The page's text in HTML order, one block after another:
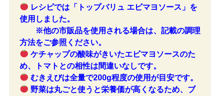
レシピでは「トップバリュ エビマヨソース」を
使用しました。
※他の市販品を使用される場合は、記載の調理
方法をご参照ください。
ケチャップの酸味がきいたエビマヨソースのた
め、トマトとの相性は間違いなしです。
むきえびは全量で200g程度の使用が目安です。
野菜は丸ごと使うと栄養価が高くなるため、ブ